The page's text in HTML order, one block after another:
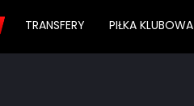
TRANSFERY PIŁKA KLUBOWA